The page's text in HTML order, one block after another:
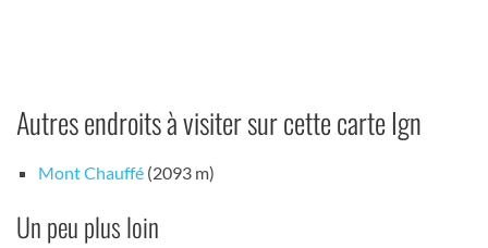
Autres endroits à visiter sur cette carte Ign
Mont Chauffé (2093 m)
Un peu plus loin